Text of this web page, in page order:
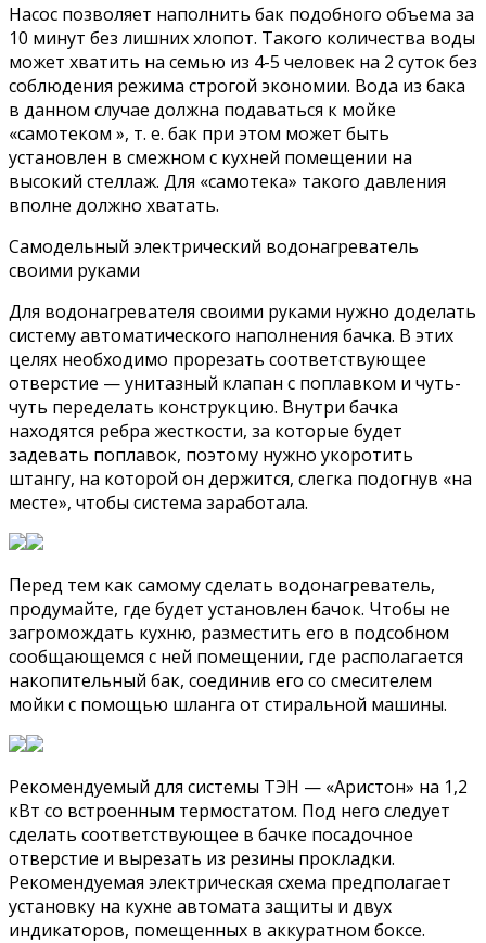
Насос позволяет наполнить бак подобного объема за
10 минут без лишних хлопот. Такого количества воды
может хватить на семью из 4-5 человек на 2 суток без
соблюдения режима строгой экономии. Вода из бака
в данном случае должна подаваться к мойке
«самотеком », т. е. бак при этом может быть
установлен в смежном с кухней помещении на
высокий стеллаж. Для «самотека» такого давления
вполне должно хватать.
Самодельный электрический водонагреватель
своими руками
Для водонагревателя своими руками нужно доделать
систему автоматического наполнения бачка. В этих
целях необходимо прорезать соответствующее
отверстие — унитазный клапан с поплавком и чуть-
чуть переделать конструкцию. Внутри бачка
находятся ребра жесткости, за которые будет
задевать поплавок, поэтому нужно укоротить
штангу, на которой он держится, слегка подогнув «на
месте», чтобы система заработала.
Перед тем как самому сделать водонагреватель,
продумайте, где будет установлен бачок. Чтобы не
загромождать кухню, разместить его в подсобном
сообщающемся с ней помещении, где располагается
накопительный бак, соединив его со смесителем
мойки с помощью шланга от стиральной машины.
Рекомендуемый для системы ТЭН — «Аристон» на 1,2
кВт со встроенным термостатом. Под него следует
сделать соответствующее в бачке посадочное
отверстие и вырезать из резины прокладки.
Рекомендуемая электрическая схема предполагает
установку на кухне автомата защиты и двух
индикаторов, помещенных в аккуратном боксе.